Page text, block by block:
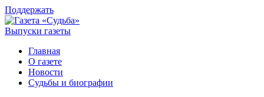
Поддержать
Выпуски газеты
Главная
О газете
Новости
Судьбы и биографии